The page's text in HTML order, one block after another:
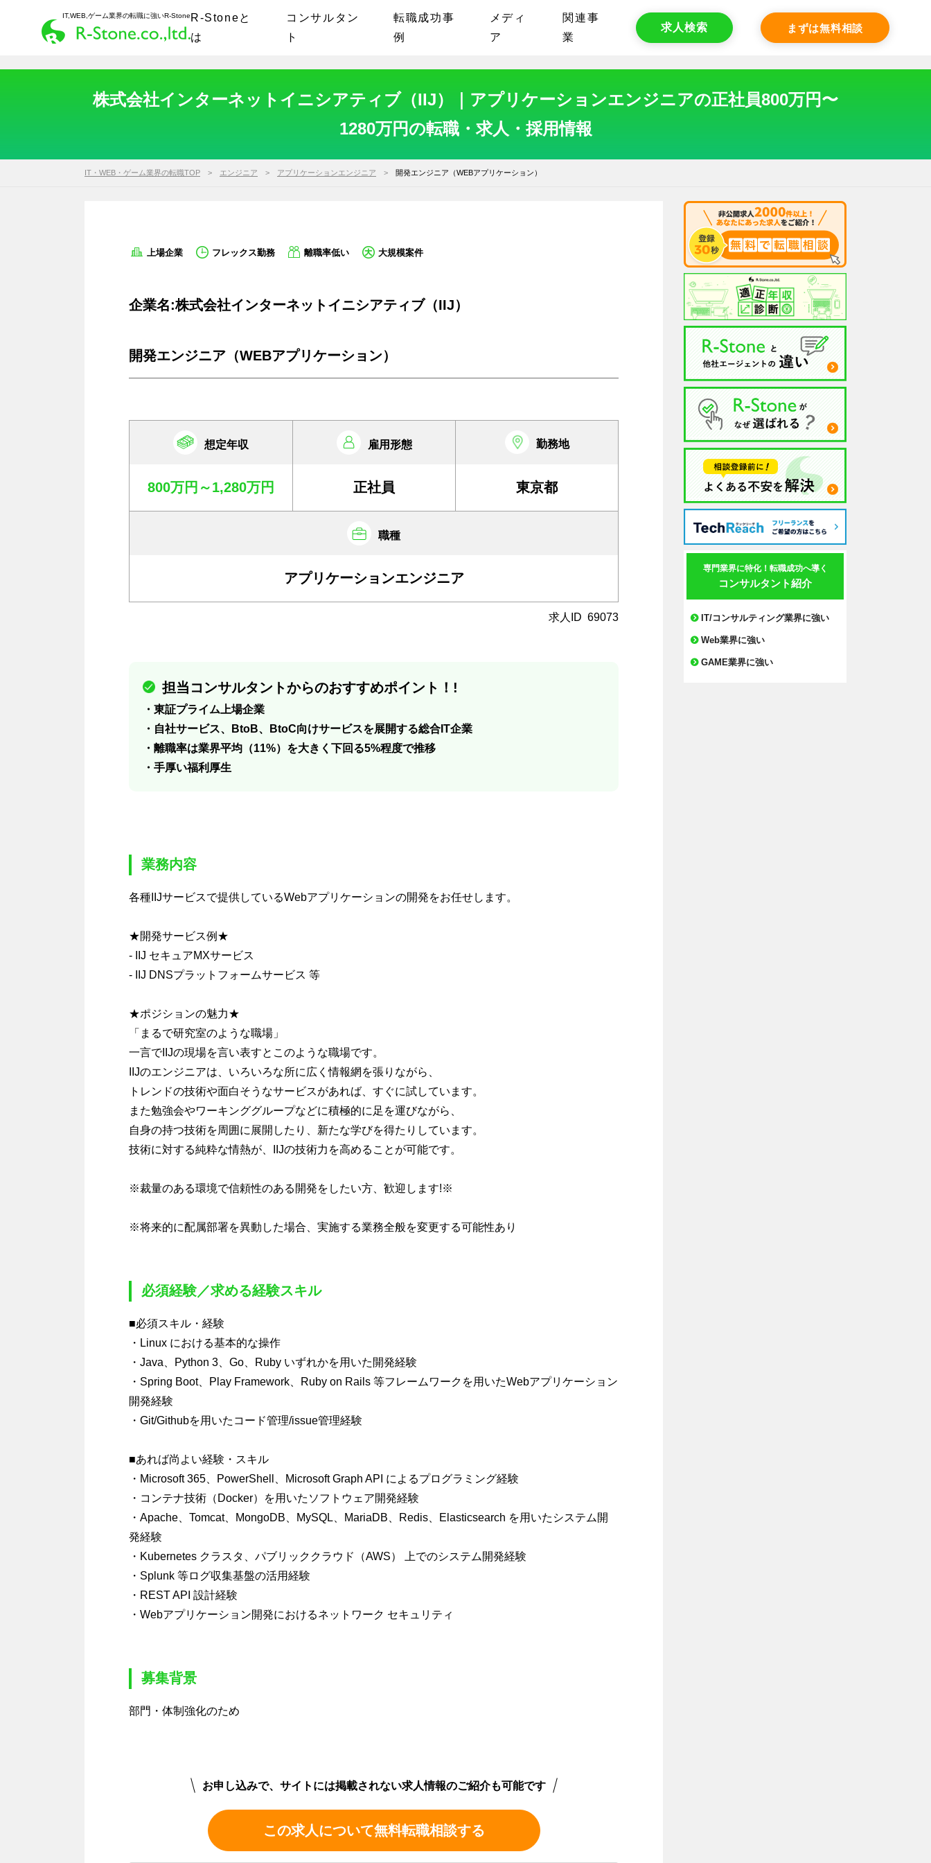
IT,WEB,ゲーム業界の転職に強いR-Stone R-Stoneと
は
コンサルタン
ト
転職成功事
例
メディ
ア
関連事
業
求人検索 まずは無料相談
株式会社インターネットイニシアティブ（IIJ）｜アプリケーションエンジニアの正社員800万円〜
1280万円の転職・求人・採用情報
IT・WEB・ゲーム業界の転職TOP エンジニア アプリケーションエンジニア 開発エンジニア（WEBアプリケーション）
上場企業 フレックス勤務 離職率低い 大規模案件
企業名:株式会社インターネットイニシアティブ（IIJ）
開発エンジニア（WEBアプリケーション）
想定年収 雇用形態 勤務地
800万円～1,280万円 正社員 東京都
職種
アプリケーションエンジニア
求人ID 69073
担当コンサルタントからのおすすめポイント！!
・東証プライム上場企業
・自社サービス、BtoB、BtoC向けサービスを展開する総合IT企業
・離職率は業界平均（11%）を大きく下回る5%程度で推移
・手厚い福利厚生
業務内容
各種IIJサービスで提供しているWebアプリケーションの開発をお任せします。
★開発サービス例★
- IIJ セキュアMXサービス
- IIJ DNSプラットフォームサービス 等
★ポジションの魅力★
「まるで研究室のような職場」
一言でIIJの現場を言い表すとこのような職場です。
IIJのエンジニアは、いろいろな所に広く情報網を張りながら、
トレンドの技術や面白そうなサービスがあれば、すぐに試しています。
また勉強会やワーキンググループなどに積極的に足を運びながら、
自身の持つ技術を周囲に展開したり、新たな学びを得たりしています。
技術に対する純粋な情熱が、IIJの技術力を高めることが可能です。
※裁量のある環境で信頼性のある開発をしたい方、歓迎します!※
※将来的に配属部署を異動した場合、実施する業務全般を変更する可能性あり
必須経験／求める経験スキル
■必須スキル・経験
・Linux における基本的な操作
・Java、Python 3、Go、Ruby いずれかを用いた開発経験
・Spring Boot、Play Framework、Ruby on Rails 等フレームワークを用いたWebアプリケーション
開発経験
・Git/Githubを用いたコード管理/issue管理経験
■あれば尚よい経験・スキル
・Microsoft 365、PowerShell、Microsoft Graph API によるプログラミング経験
・コンテナ技術（Docker）を用いたソフトウェア開発経験
・Apache、Tomcat、MongoDB、MySQL、MariaDB、Redis、Elasticsearch を用いたシステム開
発経験
・Kubernetes クラスタ、パブリッククラウド（AWS） 上でのシステム開発経験
・Splunk 等ログ収集基盤の活用経験
・REST API 設計経験
・Webアプリケーション開発におけるネットワーク セキュリティ
募集背景
部門・体制強化のため
お申し込みで、サイトには掲載されない求人情報のご紹介も可能です
この求人について無料転職相談する
専門業界に特化！転職成功へ導く
コンサルタント紹介
IT/コンサルティング業界に強い
Web業界に強い
GAME業界に強い